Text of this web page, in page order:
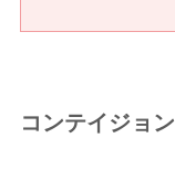
コンテイジョン